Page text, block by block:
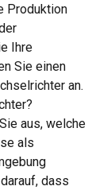
Produktion
Ihre
Sie einen
an.
aus, welche
als
dass